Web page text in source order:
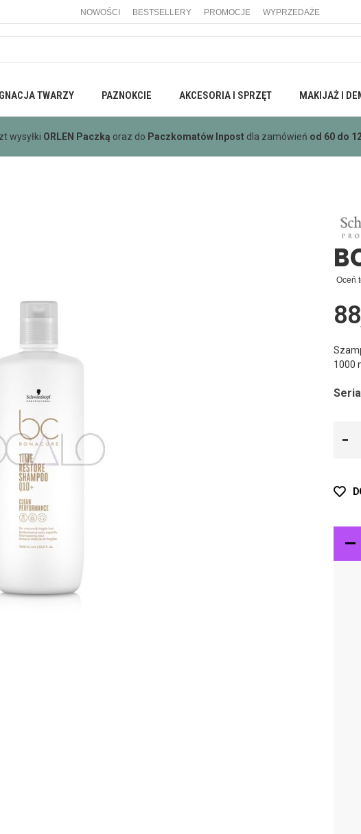
NOWOŚCI BESTSELLERY PROMOCJE WYPRZEDAŻE
TWARZY PAZNOKCIE AKCESORIA I SPRZĘT MAKIJAŻ I
wysyłki ORLEN Paczką oraz do Paczkomatów Inpost dla zamówień od 60 do
Oceń
1000